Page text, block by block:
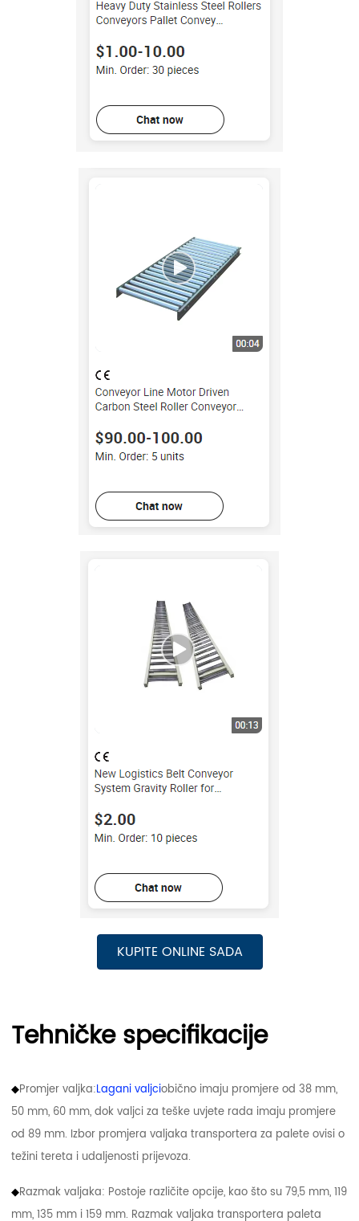
KUPITE ONLINE SADA
Tehničke specifikacije
◆Promjer valjka:Lagani valjciobično imaju promjere od 38 mm,
50 mm, 60 mm, dok valjci za teške uvjete rada imaju promjere
od 89 mm. Izbor promjera valjaka transportera za palete ovisi o
težini tereta i udaljenosti prijevoza.
◆Razmak valjaka: Postoje različite opcije, kao što su 79,5 mm, 119
mm, 135 mm i 159 mm. Razmak valjaka transportera paleta